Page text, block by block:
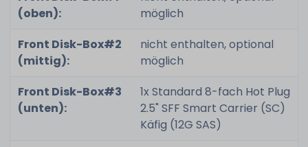
(oben):
möglich
Front Disk-Box#2
(mittig):
nicht enthalten, optional
möglich
Front Disk-Box#3
(unten):
1x Standard 8-fach Hot Plug
2.5" SFF Smart Carrier (SC)
Käfig (12G SAS)